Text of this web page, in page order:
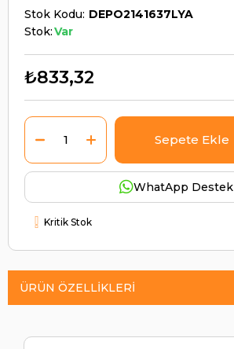
Stok Kodu DEPO2141637LYA
Stok:Var
₺833,32
WhatApp Destek
Kritik Stok
ÜRÜN ÖZELLIKLERI